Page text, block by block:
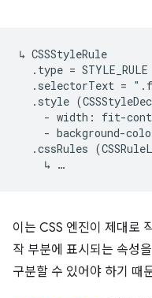
↳ CSSStyleRule
  .type = STYLE_RULE
.selectorText =
.style
- width: fit-
- background-
.cssRules
이는 CSS 엔진이 제대로
작 부분에 표시되는 속성
구분할 수 있어야 하기 때